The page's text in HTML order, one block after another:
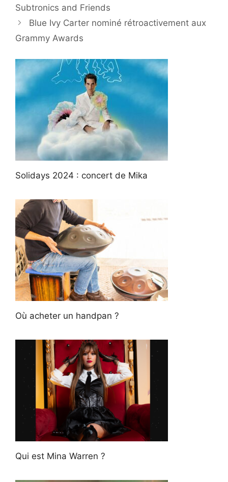
Subtronics and Friends
Blue Ivy Carter nominé rétroactivement aux
Grammy Awards
Solidays 2024 : concert de Mika
Où acheter un handpan ?
Qui est Mina Warren ?